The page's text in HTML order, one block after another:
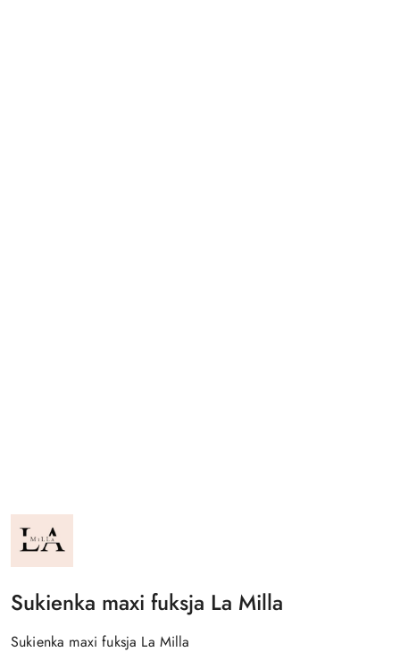
NAZWA
PRODUCENTA:
LA
MILLA
Sukienka maxi fuksja La Milla
Sukienka maxi fuksja La Milla